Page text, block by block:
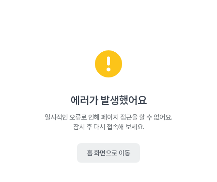
에러가 발생했어요
일시적인 오류로 인해 페이지 접근을 할 수 없어요.
잠시 후 다시 접속해 보세요.
홈 화면으로 이동